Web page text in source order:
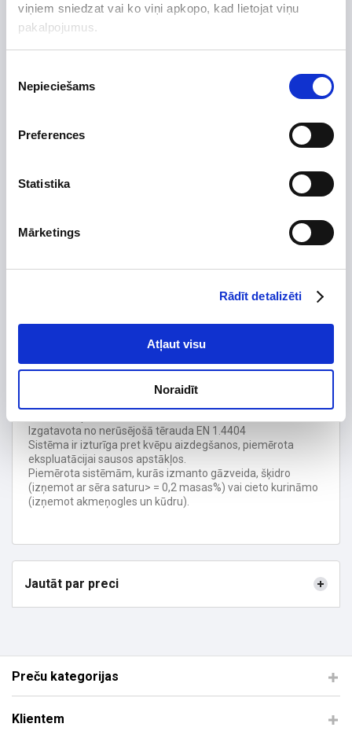
viņiem sniedzat vai ko viņi apkopo, kad lietojat viņu
pakalpojumus.
izvēle
Nepieciešams
Preferences
Statistika
Mārketings
Rādīt detalizēti
Atļaut visu
Noraidīt
Preces apraksts
Uzdot jautājumu par preci
Augstums, mm
Dziļums, mm
Garantijas termiņš, mēn.
120
Dūmvadu ieliktņu sistēma ir paredzēta sadegšanas
produktu likvidēšanai no apkures iekārtām ar dabisku vilkmi.
Izgatavota no nerūsējošā tērauda EN 1.4404
Sistēma ir izturīga pret kvēpu aizdegšanos, piemērota
ekspluatācijai sausos apstākļos.
Piemērota sistēmām, kurās izmanto gāzveida, šķidro
(izņemot ar sēra saturu> = 0,2 masas%) vai cieto kurināmo
(izņemot akmeņogles un kūdru).
Jautāt par preci
Preču kategorijas
Klientem